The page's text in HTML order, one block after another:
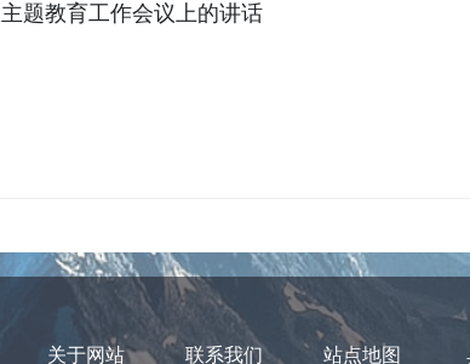
题教育工作会议上的讲话
关于网站 联系我们 站点地图